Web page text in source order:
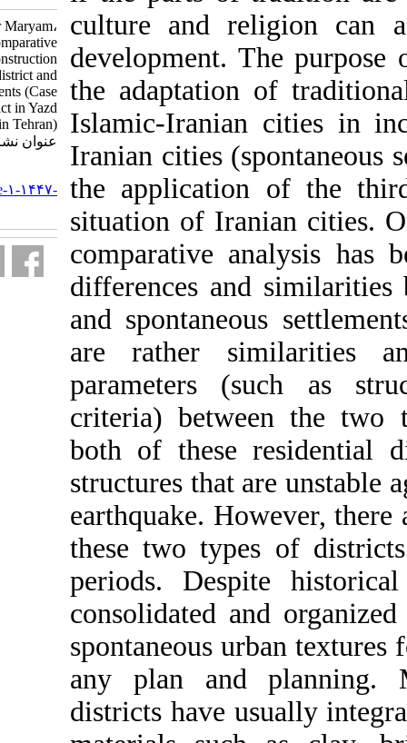
culture and
development.
the adaptation
Islamic-
Iranian cities
the
situation of
comparative
differences
and
are rather
parameters
criteria)
bothofthese
structuresthat
earthquake.
these
two
periods.
consolidated
spontaneous
any plan
districts have
Arasteh Mojtaba، Kamyar Maryam،
Daneshvari Ali. Comparative
Analysis of Urban Construction
Patterns in Historical district and
Spontaneous Settlements (Case
Studies: Historical District in Yazd
and Baghshater District in Tehran).
http://ijurm.imo.org.ir/article-۱-۱۴۴۷-